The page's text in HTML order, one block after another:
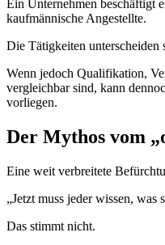
Ein Unternehmen beschäftigt
kaufmännische Angestellte.
Die Tätigkeiten unterscheiden
Wenn jedoch Qualifikation,
vergleichbar sind, kann
vorliegen.
Der Mythos vom
Eine weit verbreitete
„Jetzt muss jeder wissen, was
Das stimmt nicht.